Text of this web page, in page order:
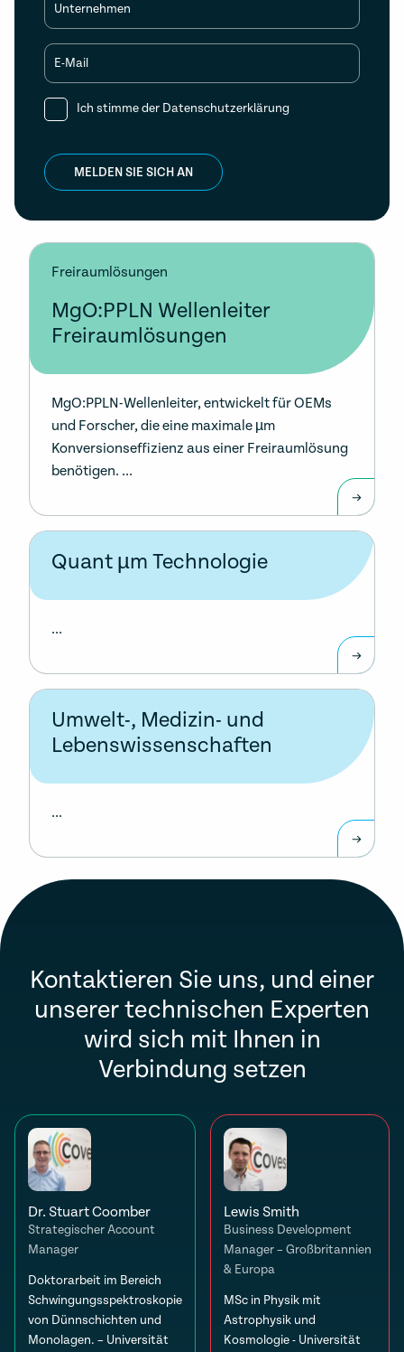
Unternehmen
E-Mail
Ich stimme der Datenschutzerklärung
MELDEN SIE SICH AN
Freiraumlösungen
MgO:PPLN Wellenleiter
Freiraumlösungen
MgO:PPLN-Wellenleiter, entwickelt für OEMs
und Forscher, die eine maximale µm
Konversionseffizienz aus einer Freiraumlösung
benötigen. ...
Quant µm Technologie
...
Umwelt-, Medizin- und
Lebenswissenschaften
...
Kontaktieren Sie uns, und einer
unserer technischen Experten
wird sich mit Ihnen in
Verbindung setzen
Dr. Stuart Coomber
Strategischer Account
Manager
Doktorarbeit im Bereich
Schwingungsspektroskopie
von Dünnschichten und
Monolagen. – Universität
Lewis Smith
Business Development
Manager – Großbritannien
& Europa
MSc in Physik mit
Astrophysik und
Kosmologie - Universität